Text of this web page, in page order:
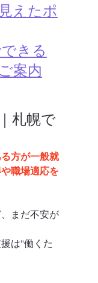
えたポ
きる
案内
札幌で
方が一般就
職場適応を
まだ不安が
は“働くた